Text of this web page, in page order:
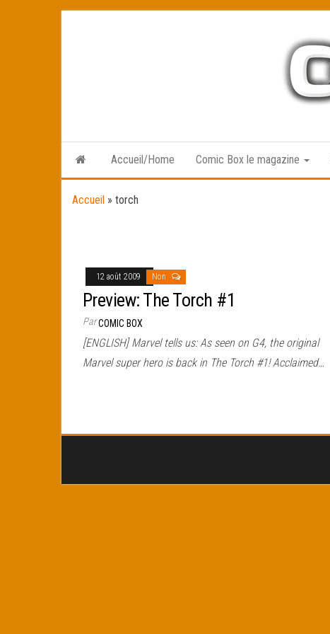
Accueil/Home Comic Box le magazine
Accueil » torch
12 août 2009 Non
Preview: The Torch #1
ParCOMIC BOX
[ENGLISH] Marvel tells us: As seen on G4, the original
Marvel super hero is back in The Torch #1! Acclaimed…